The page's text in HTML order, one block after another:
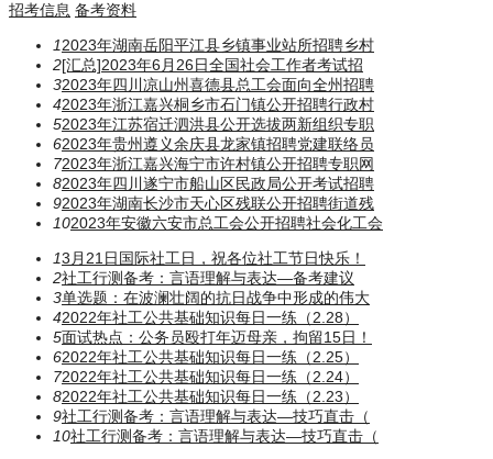
招考信息 备考资料
12023年湖南岳阳平江县乡镇事业站所招聘乡村
2[汇总]2023年6月26日全国社会工作者考试招
32023年四川凉山州喜德县总工会面向全州招聘
42023年浙江嘉兴桐乡市石门镇公开招聘行政村
52023年江苏宿迁泗洪县公开选拔两新组织专职
62023年贵州遵义余庆县龙家镇招聘党建联络员
72023年浙江嘉兴海宁市许村镇公开招聘专职网
82023年四川遂宁市船山区民政局公开考试招聘
92023年湖南长沙市天心区残联公开招聘街道残
102023年安徽六安市总工会公开招聘社会化工会
13月21日国际社工日，祝各位社工节日快乐！
2社工行测备考：言语理解与表达—备考建议
3单选题：在波澜壮阔的抗日战争中形成的伟大
42022年社工公共基础知识每日一练（2.28）
5面试热点：公务员殴打年迈母亲，拘留15日！
62022年社工公共基础知识每日一练（2.25）
72022年社工公共基础知识每日一练（2.24）
82022年社工公共基础知识每日一练（2.23）
9社工行测备考：言语理解与表达—技巧直击（
10社工行测备考：言语理解与表达—技巧直击（